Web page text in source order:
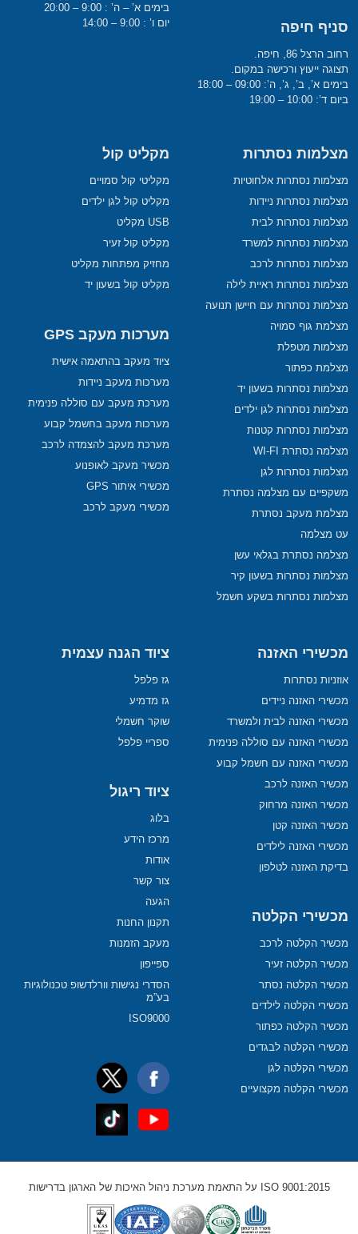
סניף חיפה
רחוב הרצל 86, חיפה.
תצוגה ייעוץ ורכישה במקום.
בימים א’, ב’, ג’, ה’: 09:00 – 18:00
ביום ד’: 10:00 – 19:00
בימים א’ – ה’ : 9:00 – 20:00
יום ו’ : 9:00 – 14:00
מצלמות נסתרות
מצלמות נסתרות אלחוטיות
מצלמות נסתרות ניידות
מצלמות נסתרות לבית
מצלמות נסתרות למשרד
מצלמות נסתרות לרכב
מצלמות נסתרות ראיית לילה
מצלמות נסתרות עם חיישן תנועה
מצלמת גוף סמויה
מצלמות מטפלת
מצלמת כפתור
מצלמות נסתרות בשעון יד
מצלמות נסתרות לגן ילדים
מצלמות נסתרות קטנות
מצלמה נסתרת WI-FI
מצלמות נסתרות לגן
משקפיים עם מצלמה נסתרת
מצלמת מעקב נסתרת
עט מצלמה
מצלמה נסתרת בגלאי עשן
מצלמות נסתרות בשעון קיר
מצלמות נסתרות בשקע חשמל
מקליט קול
מקליטי קול סמויים
מקליט קול לגן ילדים
USB מקליט
מקליט קול זעיר
מחזיק מפתחות מקליט
מקליט קול בשעון יד
מערכות מעקב GPS
ציוד מעקב בהתאמה אישית
מערכות מעקב ניידות
מערכת מעקב עם סוללה פנימית
מערכות מעקב בחשמל קבוע
מערכת מעקב להצמדה לרכב
מכשיר מעקב לאופנוע
מכשירי איתור GPS
מכשירי מעקב לרכב
מכשירי האזנה
אוזניות נסתרות
מכשירי האזנה ניידים
מכשירי האזנה לבית ולמשרד
מכשירי האזנה עם סוללה פנימית
מכשירי האזנה עם חשמל קבוע
מכשיר האזנה לרכב
מכשיר האזנה מרחוק
מכשיר האזנה קטן
מכשירי האזנה לילדים
בדיקת האזנה לטלפון
מכשירי הקלטה
מכשיר הקלטה לרכב
מכשיר הקלטה זעיר
מכשיר הקלטה נסתר
מכשירי הקלטה לילדים
מכשיר הקלטה כפתור
מכשירי הקלטה לבגדים
מכשירי הקלטה לגן
מכשירי הקלטה מקצועיים
ציוד הגנה עצמית
גז פלפל
גז מדמיע
שוקר חשמלי
ספריי פלפל
ציוד ריגול
בלוג
מרכז הידע
אודות
צור קשר
הגעה
תקנון החנות
מעקב הזמנות
ספייפון
הסדרי נגישות וורלדשופ טכנולוגיות
בע”מ
ISO9000
ISO 9001:2015 על התאמת מערכת ניהול האיכות של הארגון בדרישות